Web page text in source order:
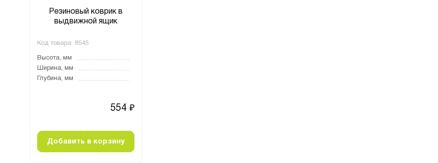
Резиновый коврик в
выдвижной ящик
Код товара: 8545
Высота, мм
Ширина, мм
Глубина, мм
554 ₽
Добавить в корзину